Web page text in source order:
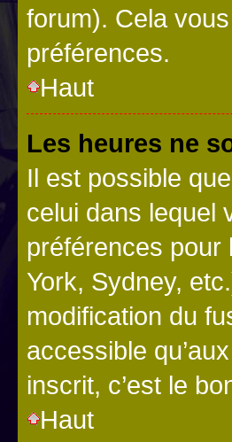
forum). Cela
préférences.
Haut
Les heures ne
Il est possible
celui dans lequel
préférences pour
York, Sydney,
modification du
accessible
inscrit, c’est le
Haut